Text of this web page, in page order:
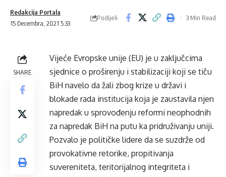
15 Decembra, 2021 5:33
Redakcija Portala
Podijeli 3 Min Read
SHARE
Vijeće Evropske unije (EU) je u zaključcima
sjednice o proširenju i stabilizaciji koji se tiču
BiH navelo da žali zbog krize u državi i
blokade rada institucija koja je zaustavila njen
napredak u sprovođenju reformi neophodnih
za napredak BiH na putu ka pridruživanju uniji.
Pozvalo je političke lidere da se suzdrže od
provokativne retorike, propitivanja
suvereniteta, teritorijalnog integriteta i